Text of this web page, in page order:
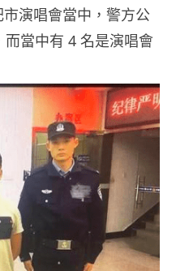
演唱會當中，警方公
當中有 4 名是演唱會